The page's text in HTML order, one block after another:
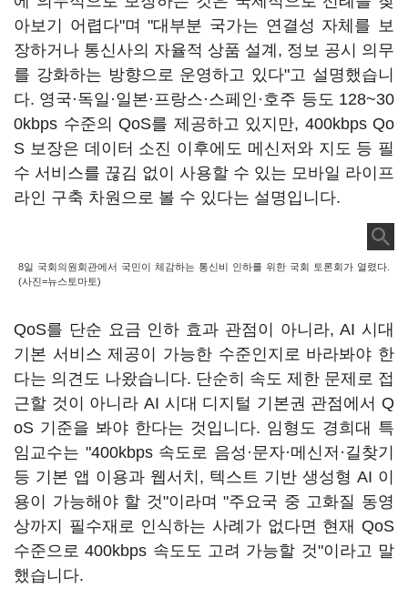
아보기 어렵다"며 "대부분 국가는 연결성 자체를 보
장하거나 통신사의 자율적 상품 설계, 정보 공시 의무
를 강화하는 방향으로 운영하고 있다"고 설명했습니
다. 영국·독일·일본·프랑스·스페인·호주 등도 128~30
0kbps 수준의 QoS를 제공하고 있지만, 400kbps Qo
S 보장은 데이터 소진 이후에도 메신저와 지도 등 필
수 서비스를 끊김 없이 사용할 수 있는 모바일 라이프
라인 구축 차원으로 볼 수 있다는 설명입니다.
8일 국회의원회관에서 국민이 체감하는 통신비 인하를 위한 국회 토론회가 열렸다.
(사진=뉴스토마토)
QoS를 단순 요금 인하 효과 관점이 아니라, AI 시대
기본 서비스 제공이 가능한 수준인지로 바라봐야 한
다는 의견도 나왔습니다. 단순히 속도 제한 문제로 접
근할 것이 아니라 AI 시대 디지털 기본권 관점에서 Q
oS 기준을 봐야 한다는 것입니다. 임형도 경희대 특
임교수는 "400kbps 속도로 음성·문자·메신저·길찾기
등 기본 앱 이용과 웹서치, 텍스트 기반 생성형 AI 이
용이 가능해야 할 것"이라며 "주요국 중 고화질 동영
상까지 필수재로 인식하는 사례가 없다면 현재 QoS
수준으로 400kbps 속도도 고려 가능할 것"이라고 말
했습니다.